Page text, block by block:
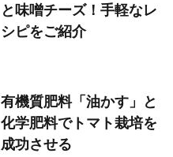
と味噌チーズ！手軽なレ
シピをご紹介
有機質肥料「油かす」と
化学肥料でトマト栽培を
成功させる